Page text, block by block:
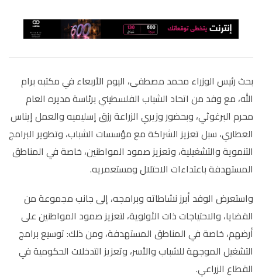
بحث رئيس الوزراء محمد مصطفى، اليوم الأربعاء في مكتبه برام
الله، مع وفد من اتحاد الشباب الفلسطيني برئاسة مديره العام
محرم البرغوثي، وبحضور وزيري الزراعة رزق إسليميه والعمل إيناس
العطاري، سبل تعزيز الشراكة مع مؤسسات الشباب، وتطوير البرامج
التنموية والتشغيلية، وتعزيز صمود المواطنين، خاصة في المناطق
المستهدفة باعتداءات الاحتلال ومستعمريه.
واستعرض الوفد أبرز نشاطاته وبرامجه، إلى جانب مجموعة من
القضايا، والاحتياجات ذات الأولوية، لتعزيز صمود المواطنين على
أرضهم، خاصة في المناطق المستهدفة، ومن ذلك: توسيع برامج
التشغيل الموجهة للشباب والأسر، وتعزيز التدخلات الحكومية في
القطاع الزراعي.